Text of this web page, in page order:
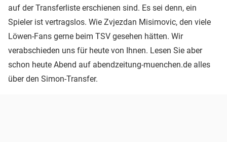
auf der Transferliste erschienen sind. Es sei denn, ein
Spieler ist vertragslos. Wie Zvjezdan Misimovic, den viele
Löwen-Fans gerne beim TSV gesehen hätten. Wir
verabschieden uns für heute von Ihnen. Lesen Sie aber
schon heute Abend auf abendzeitung-muenchen.de alles
über den Simon-Transfer.